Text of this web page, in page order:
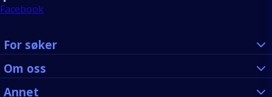
Facebook
For søker
Om oss
Annet